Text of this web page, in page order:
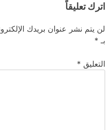
اترك تعليقاً
لن يتم نشر عنوان بريدك
بـ *
التعليق *